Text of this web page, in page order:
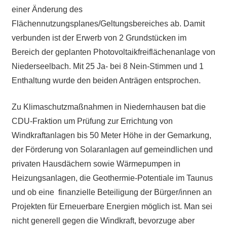
einer Änderung des
Flächennutzungsplanes/Geltungsbereiches ab. Damit
verbunden ist der Erwerb von 2 Grundstücken im
Bereich der geplanten Photovoltaikfreiflächenanlage von
Niederseelbach. Mit 25 Ja- bei 8 Nein-Stimmen und 1
Enthaltung wurde den beiden Anträgen entsprochen.
Zu Klimaschutzmaßnahmen in Niedernhausen bat die
CDU-Fraktion um Prüfung zur Errichtung von
Windkraftanlagen bis 50 Meter Höhe in der Gemarkung,
der Förderung von Solaranlagen auf gemeindlichen und
privaten Hausdächern sowie Wärmepumpen in
Heizungsanlagen, die Geothermie-Potentiale im Taunus
und ob eine finanzielle Beteiligung der Bürger/innen an
Projekten für Erneuerbare Energien möglich ist. Man sei
nicht generell gegen die Windkraft, bevorzuge aber